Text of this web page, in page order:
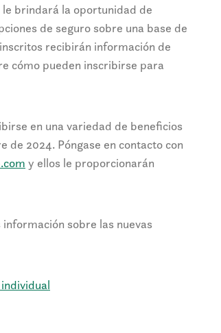
le brindará la oportunidad de
de seguro sobre una base de
recibirán información de
cómo pueden inscribirse para
en una variedad de beneficios
de 2024. Póngase en contacto con
y ellos le proporcionarán
sobre las nuevas